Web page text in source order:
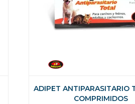
ADIPET ANTIPARASITARIO
COMPRIMIDOS